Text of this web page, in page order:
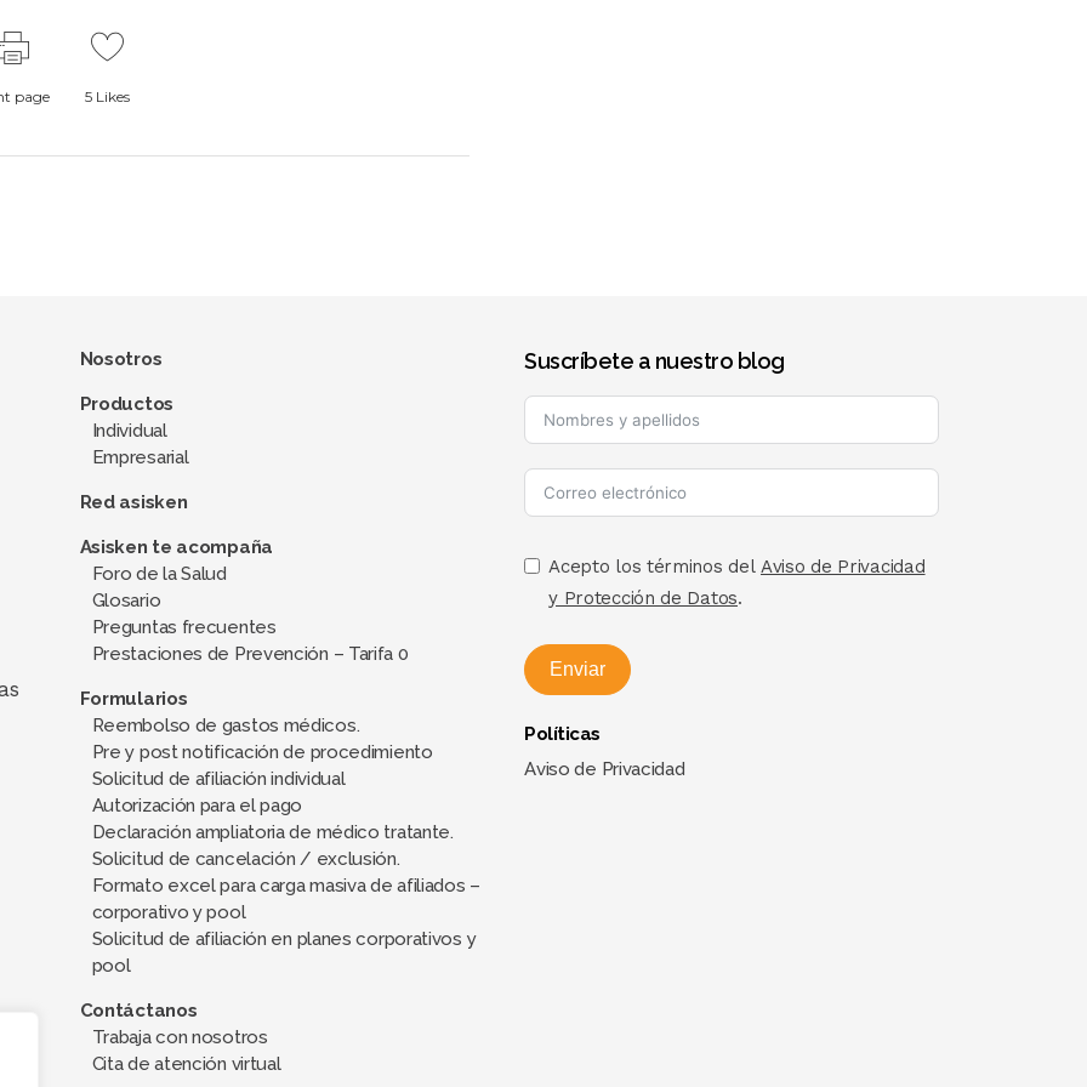
page 5 Likes
Nosotros
Productos
Individual
Empresarial
Red asisken
Asisken te acompaña
Foro de la Salud
Glosario
Preguntas frecuentes
Prestaciones de Prevención – Tarifa 0
Formularios
Reembolso de gastos médicos.
Pre y post notificación de procedimiento
Solicitud de afiliación individual
Autorización para el pago
Declaración ampliatoria de médico tratante.
Solicitud de cancelación / exclusión.
Formato excel para carga masiva de afiliados –
corporativo y pool
Solicitud de afiliación en planes corporativos y
pool
Contáctanos
Trabaja con nosotros
Cita de atención virtual
Suscríbete a nuestro blog
Acepto los términos delAviso de Privacidad
y Protección de Datos.
Enviar
A
l
Políticas
Aviso de Privacidad